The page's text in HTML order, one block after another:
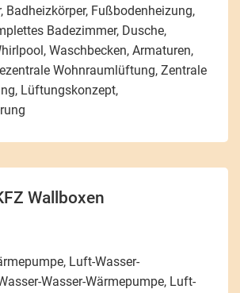
Badheizkörper, Fußbodenheizung,
Badezimmer, Dusche,
Waschbecken, Armaturen,
Wohnraumlüftung, Zentrale
Lüftungskonzept,
Wallboxen
Luft-Wasser-
Wasser-Wärmepumpe, Luft-